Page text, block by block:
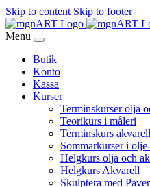
Skip to content Skip to footer
Menu
Butik
Konto
Kassa
Kurser
Terminskurser olja
Teorikurs i måleri
Terminskurs akvarell
Sommarkurser i
Helgkurs olja och
Helgkurs Akvarell
Skulptera med